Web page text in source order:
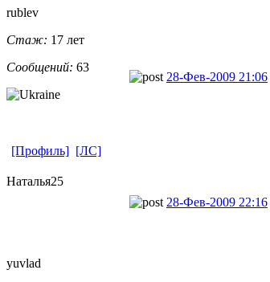
rublev
Стаж: 17 лет
Сообщений: 63
28-Фев-2009 21:06
[Профиль] [ЛС]
Наталья25
28-Фев-2009 22:16
yuvlad